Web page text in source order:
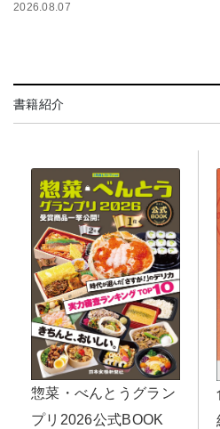
2026.08.07
書籍紹介
惣菜・べんとうグラン
プリ2026公式BOOK